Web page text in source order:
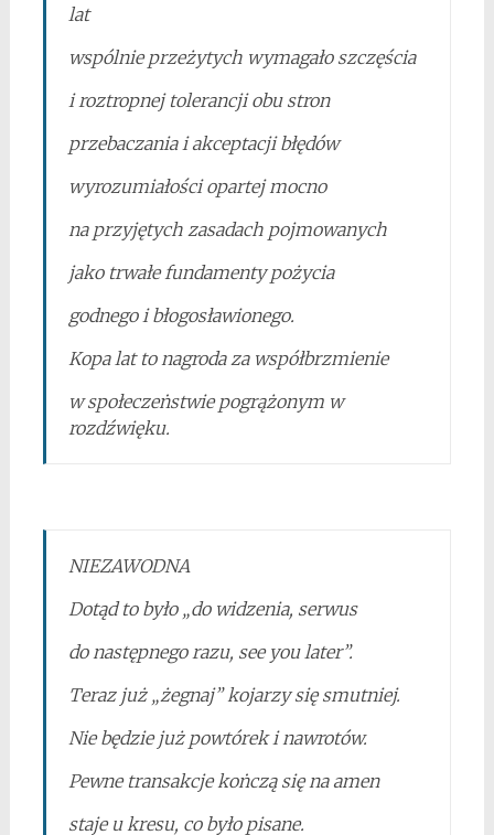
lat
wspólnie przeżytych wymagało szczęścia
i roztropnej tolerancji obu stron
przebaczania i akceptacji błędów
wyrozumiałości opartej mocno
na przyjętych zasadach pojmowanych
jako trwałe fundamenty pożycia
godnego i błogosławionego.
Kopa lat to nagroda za współbrzmienie
w społeczeṅstwie pogrążonym w
rozdźwięku.
NIEZAWODNA
Dotąd to było „do widzenia, serwus
do następnego razu, see you later”.
Teraz już „żegnaj” kojarzy się smutniej.
Nie będzie już powtórek i nawrotów.
Pewne transakcje koṅczą się na amen
staje u kresu, co było pisane.